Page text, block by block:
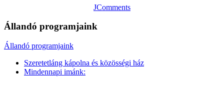
JComments
Állandó programjaink
Állandó programjaink
Szeretetláng kápolna és közösségi ház
Mindennapi imánk: